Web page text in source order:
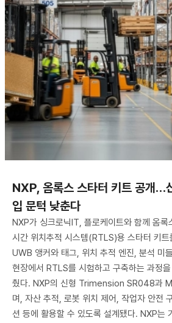
NXP, 옴록스 스타터 키트 공개…
입 문턱 낮춘다
NXP가 싱크로닉IT, 플로케이트와 함께 옴
시간 위치추적 시스템(RTLS)용 스타터 키
UWB 앵커와 태그, 위치 추적 엔진, 분석 미
현장에서 RTLS를 시험하고 구축하는 과정
췄다. NXP의 신형 Trimension SR048과
며, 자산 추적, 로봇 위치 제어, 작업자 안전
션 등에 활용할 수 있도록 설계됐다. NXP는